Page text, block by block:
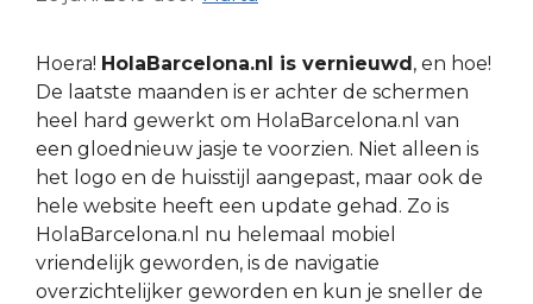
Hoera! HolaBarcelona.nl is vernieuwd, en hoe!
De laatste maanden is er achter de schermen
heel hard gewerkt om HolaBarcelona.nl van
een gloednieuw jasje te voorzien. Niet alleen is
het logo en de huisstijl aangepast, maar ook de
hele website heeft een update gehad. Zo is
HolaBarcelona.nl nu helemaal mobiel
vriendelijk geworden, is de navigatie
overzichtelijker geworden en kun je sneller de